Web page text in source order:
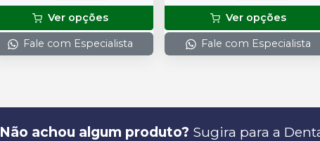
Ver opções
Fale com Especialista
Ver opções
Fale com Especialista
Não achou algum produto? Sugira para a